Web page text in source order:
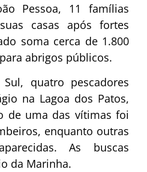
Pessoa, 11 famílias
casas após fortes
soma cerca de 1.800
abrigos públicos.
quatro pescadores
na Lagoa dos Patos,
de uma das vítimas foi
enquanto outras
As buscas
da Marinha.